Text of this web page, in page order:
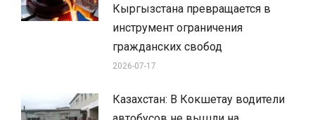
Кыргызстана превращается в
инструмент ограничения
гражданских свобод
2026-07-17
Казахстан: В Кокшетау водители